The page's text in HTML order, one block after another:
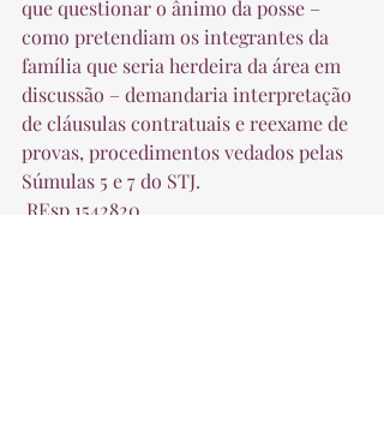
que questionar o ânimo da posse –
como pretendiam os integrantes da
família que seria herdeira da área em
discussão – demandaria interpretação
de cláusulas contratuais e reexame de
provas, procedimentos vedados pelas
Súmulas 5 e 7 do STJ.
REsp 1542820